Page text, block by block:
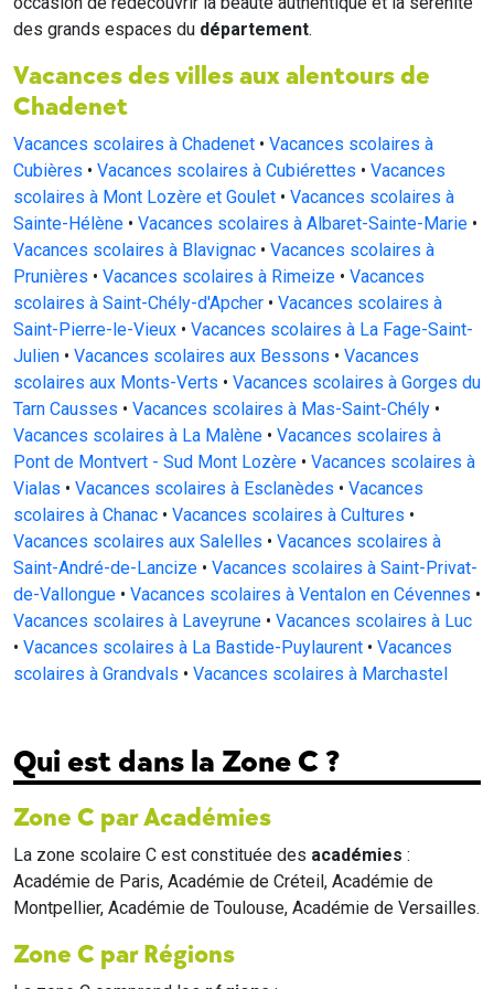
des grands espaces du département.
Vacances des villes aux alentours de
Chadenet
Vacances scolaires à Chadenet • Vacances scolaires à
Cubières • Vacances scolaires à Cubiérettes • Vacances
scolaires à Mont Lozère et Goulet • Vacances scolaires à
Sainte-Hélène • Vacances scolaires à Albaret-Sainte-Marie •
Vacances scolaires à Blavignac • Vacances scolaires à
Prunières • Vacances scolaires à Rimeize • Vacances
scolaires à Saint-Chély-d'Apcher • Vacances scolaires à
Saint-Pierre-le-Vieux • Vacances scolaires à La Fage-Saint-
Julien • Vacances scolaires aux Bessons • Vacances
scolaires aux Monts-Verts • Vacances scolaires à Gorges du
Tarn Causses • Vacances scolaires à Mas-Saint-Chély •
Vacances scolaires à La Malène • Vacances scolaires à
Pont de Montvert - Sud Mont Lozère • Vacances scolaires à
Vialas • Vacances scolaires à Esclanèdes • Vacances
scolaires à Chanac • Vacances scolaires à Cultures •
Vacances scolaires aux Salelles • Vacances scolaires à
Saint-André-de-Lancize • Vacances scolaires à Saint-Privat-
de-Vallongue • Vacances scolaires à Ventalon en Cévennes •
Vacances scolaires à Laveyrune • Vacances scolaires à Luc
• Vacances scolaires à La Bastide-Puylaurent • Vacances
scolaires à Grandvals • Vacances scolaires à Marchastel
Qui est dans la Zone C ?
Zone C par Académies
La zone scolaire C est constituée des académies :
Académie de Paris, Académie de Créteil, Académie de
Montpellier, Académie de Toulouse, Académie de Versailles.
Zone C par Régions